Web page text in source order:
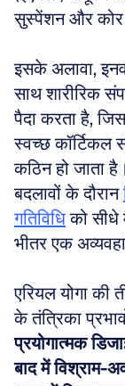
सुस्पेंशन और
इसके अलावा,
साथ शारीरिक
पैदा करता है,
स्वच्छ
कठिन हो जाता
बदलावों के दौरान
गतिविधि को सीधे
भीतर एक
एरियल योगा की
के तंत्रिका
प्रयोगात्मक
बाद में विश्राम-